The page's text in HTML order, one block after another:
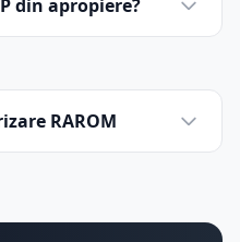
din apropiere?
RAROM